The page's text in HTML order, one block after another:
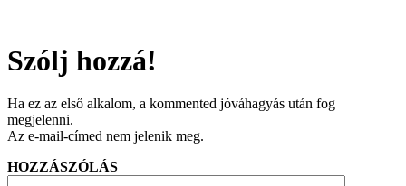
Szólj hozzá!
Ha ez az első alkalom, a kommented jóváhagyás után fog
megjelenni.
Az e-mail-címed nem jelenik meg.
HOZZÁSZÓLÁS